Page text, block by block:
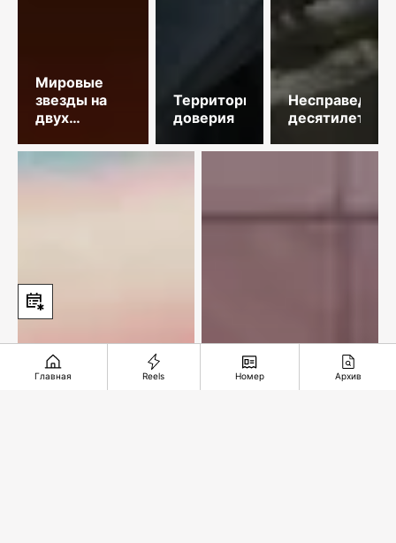
Мировые
звезды на
двух
столицы
Территория
доверия
десятилетий
Главная Reels Номер Архив